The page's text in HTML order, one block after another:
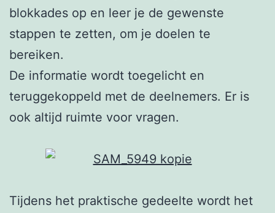
blokkades op en leer je de gewenste
stappen te zetten, om je doelen te
bereiken.
De informatie wordt toegelicht en
teruggekoppeld met de deelnemers. Er is
ook altijd ruimte voor vragen.
Tijdens het praktische gedeelte wordt het